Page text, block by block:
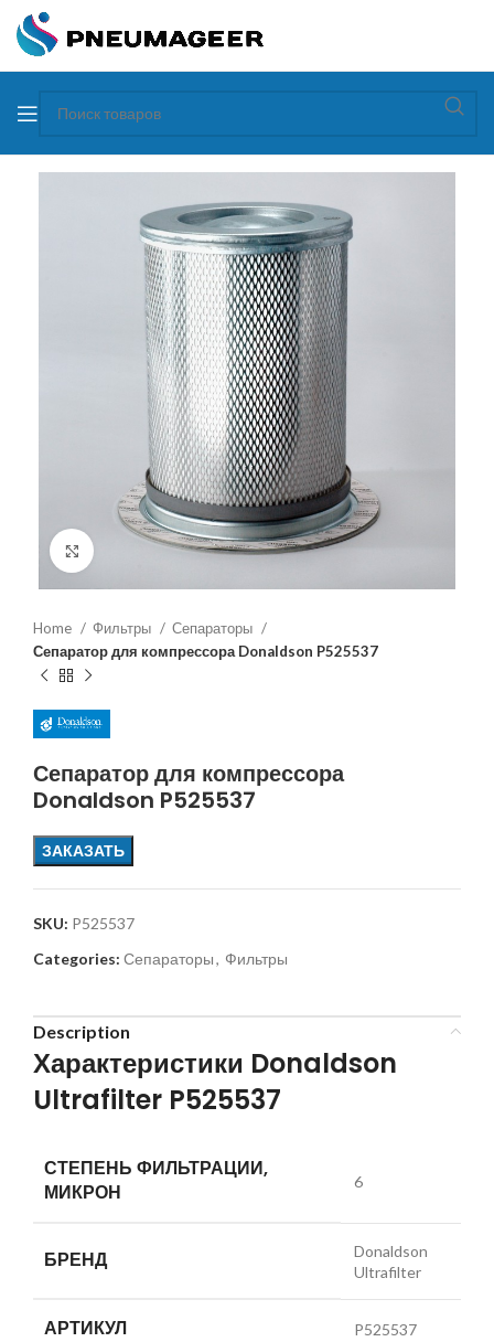
Увеличить
Home Фильтры
Сепараторы
Сепаратор для компрессора Donaldson P525537
Сепаратор для компрессора
Donaldson P525537
ЗАКАЗАТЬ
SKU: P525537
Categories: Сепараторы, Фильтры
Description
Характеристики Donaldson
Ultrafilter P525537
СТЕПЕНЬ ФИЛЬТРАЦИИ,
МИКРОН
6
БРЕНД
Donaldson
Ultrafilter
АРТИКУЛ P525537